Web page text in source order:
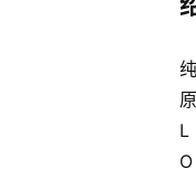
纯
原
L
O